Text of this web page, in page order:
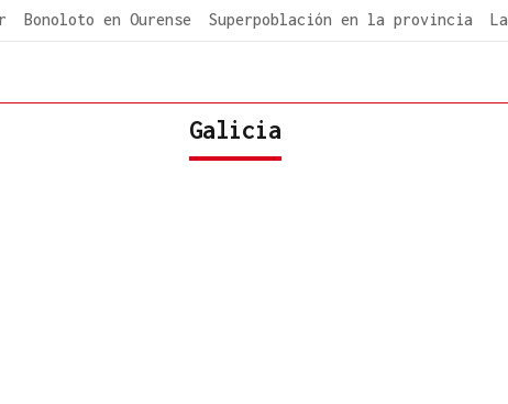
Bonoloto en Ourense Superpoblación en la provincia
Galicia